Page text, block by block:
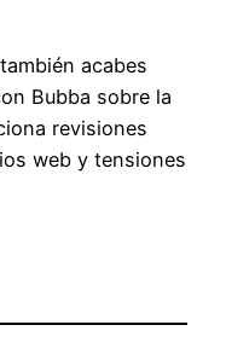
acabes
Bubba sobre la
revisiones
web y tensiones